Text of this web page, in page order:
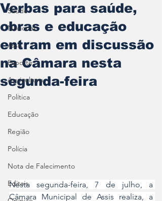
Saúde
Nacional
Assis
Esporte
Agricultura
Política
Educação
Região
Polícia
Nota de Falecimento
Editais
Verbas para saúde,
obras e educação
entram em discussão
na Câmara nesta
segunda-feira
Nesta segunda-feira, 7 de julho, a
Câmara Municipal de Assis realiza, a